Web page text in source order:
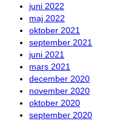
juni 2022
maj 2022
oktober 2021
september 2021
juni 2021
mars 2021
december 2020
november 2020
oktober 2020
september 2020